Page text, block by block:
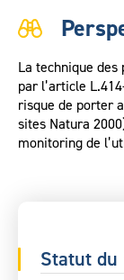
La technique
par l’article
risque de porter
sites Natura
monitoring de
Statut du